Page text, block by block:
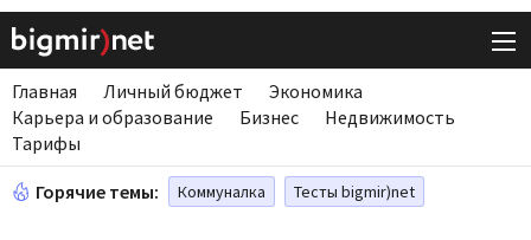
Главная Личный бюджет
Экономика
Карьера и образование
Бизнес
Недвижимость
Тарифы
Горячие темы: Коммуналка Тесты bigmir)net